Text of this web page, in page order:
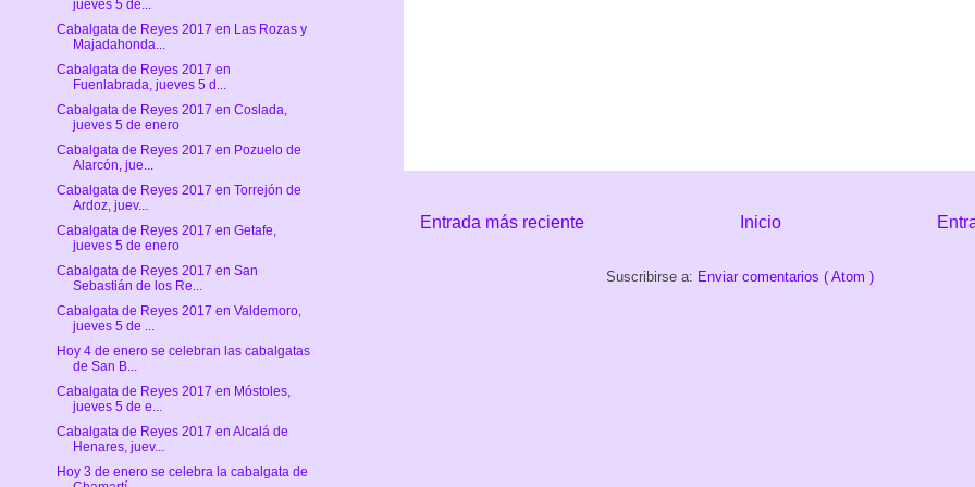
Entrada más reciente Inicio
Suscribirse a: Enviar comentarios ( Atom )
jueves 5 de...
Cabalgata de Reyes 2017 en Las Rozas y
Majadahonda...
Cabalgata de Reyes 2017 en
Fuenlabrada, jueves 5 d...
Cabalgata de Reyes 2017 en Coslada,
jueves 5 de enero
Cabalgata de Reyes 2017 en Pozuelo de
Alarcón, jue...
Cabalgata de Reyes 2017 en Torrejón de
Ardoz, juev...
Cabalgata de Reyes 2017 en Getafe,
jueves 5 de enero
Cabalgata de Reyes 2017 en San
Sebastián de los Re...
Cabalgata de Reyes 2017 en Valdemoro,
jueves 5 de ...
Hoy 4 de enero se celebran las cabalgatas
de San B...
Cabalgata de Reyes 2017 en Móstoles,
jueves 5 de e...
Cabalgata de Reyes 2017 en Alcalá de
Henares, juev...
Hoy 3 de enero se celebra la cabalgata de